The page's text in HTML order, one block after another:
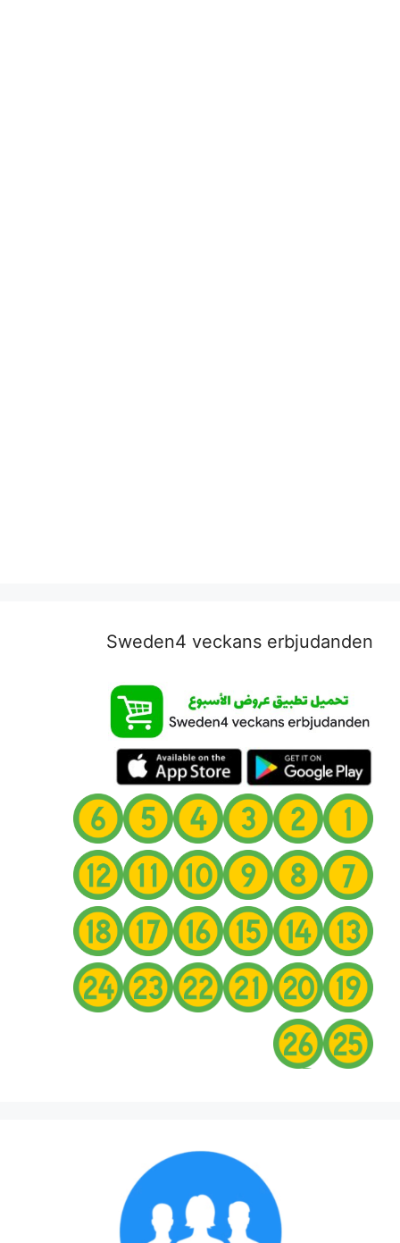
Sweden4 veckans erbjudanden